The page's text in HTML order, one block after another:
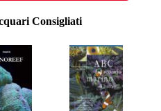
Consigliati